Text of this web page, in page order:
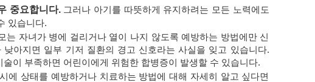
중요합니다.그러나 아기를 따뜻하게 유지하려는 모든 노력에도
있습니다.
는 자녀가 병에 걸리거나 열이 나지 않도록 예방하는 방법에만 신
아지면 일부 기저 질환의 경고 신호라는 사실을 잊고 있습니다.
이 부족하면 어린이에게 위험한 합병증이 발생할 수 있습니다.
에 상태를 예방하거나 치료하는 방법에 대해 자세히 알고 싶다면